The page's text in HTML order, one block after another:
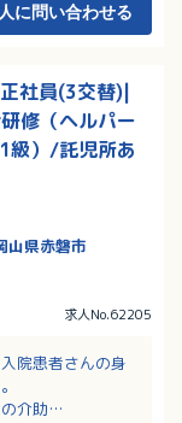
に問い合わせる
社員(3交替)|
修（ヘルパー
級）/託児所あ
山県赤磐市
求人No.62205
院患者さんの身
介助